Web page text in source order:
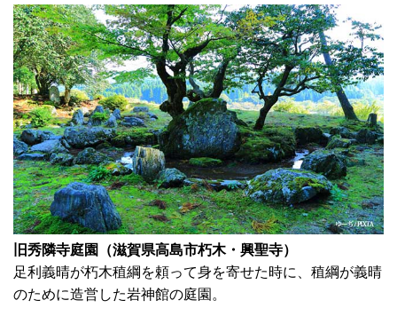
旧秀隣寺庭園（滋賀県高島市朽木・興聖寺）
足利義晴が朽木稙綱を頼って身を寄せた時に、稙綱が義晴
のために造営した岩神館の庭園。